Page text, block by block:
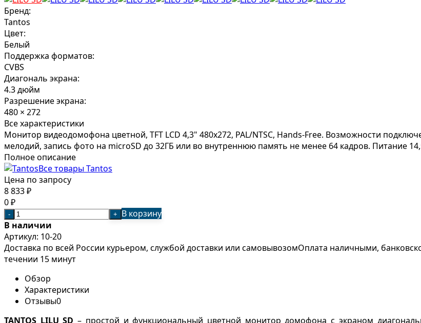
Бренд:
Tantos
Цвет:
Белый
Поддержка форматов:
CVBS
Диагональ экрана:
4.3 дюйм
Разрешение экрана:
480 × 272
Все характеристики
Монитор видеодомофона цветной, TFT LCD 4,3" 480x272, PAL/NTSC, Hands-Free. Возможности
мелодий, запись фото на microSD до 32ГБ или во внутреннюю память не менее 64 кадров. Питание
Полное описание
Все товары Tantos
Цена по запросу
8 833 ₽
0 ₽
- +
В корзину
В наличии
Артикул: 10-20
Доставка по всей России курьером, службой доставки или самовывозомОплата наличными,
течении 15 минут
Обзор
Характеристики
Отзывы0
TANTOS LILU SD – простой и функциональный цветной монитор домофона с экраном